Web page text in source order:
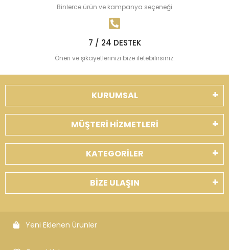
Binlerce ürün ve kampanya seçeneği
7 / 24 DESTEK
Öneri ve şikayetlerinizi bize iletebilirsiniz.
KURUMSAL
MÜŞTERİ HİZMETLERİ
KATEGORİLER
BİZE ULAŞIN
Yeni Eklenen Ürünler